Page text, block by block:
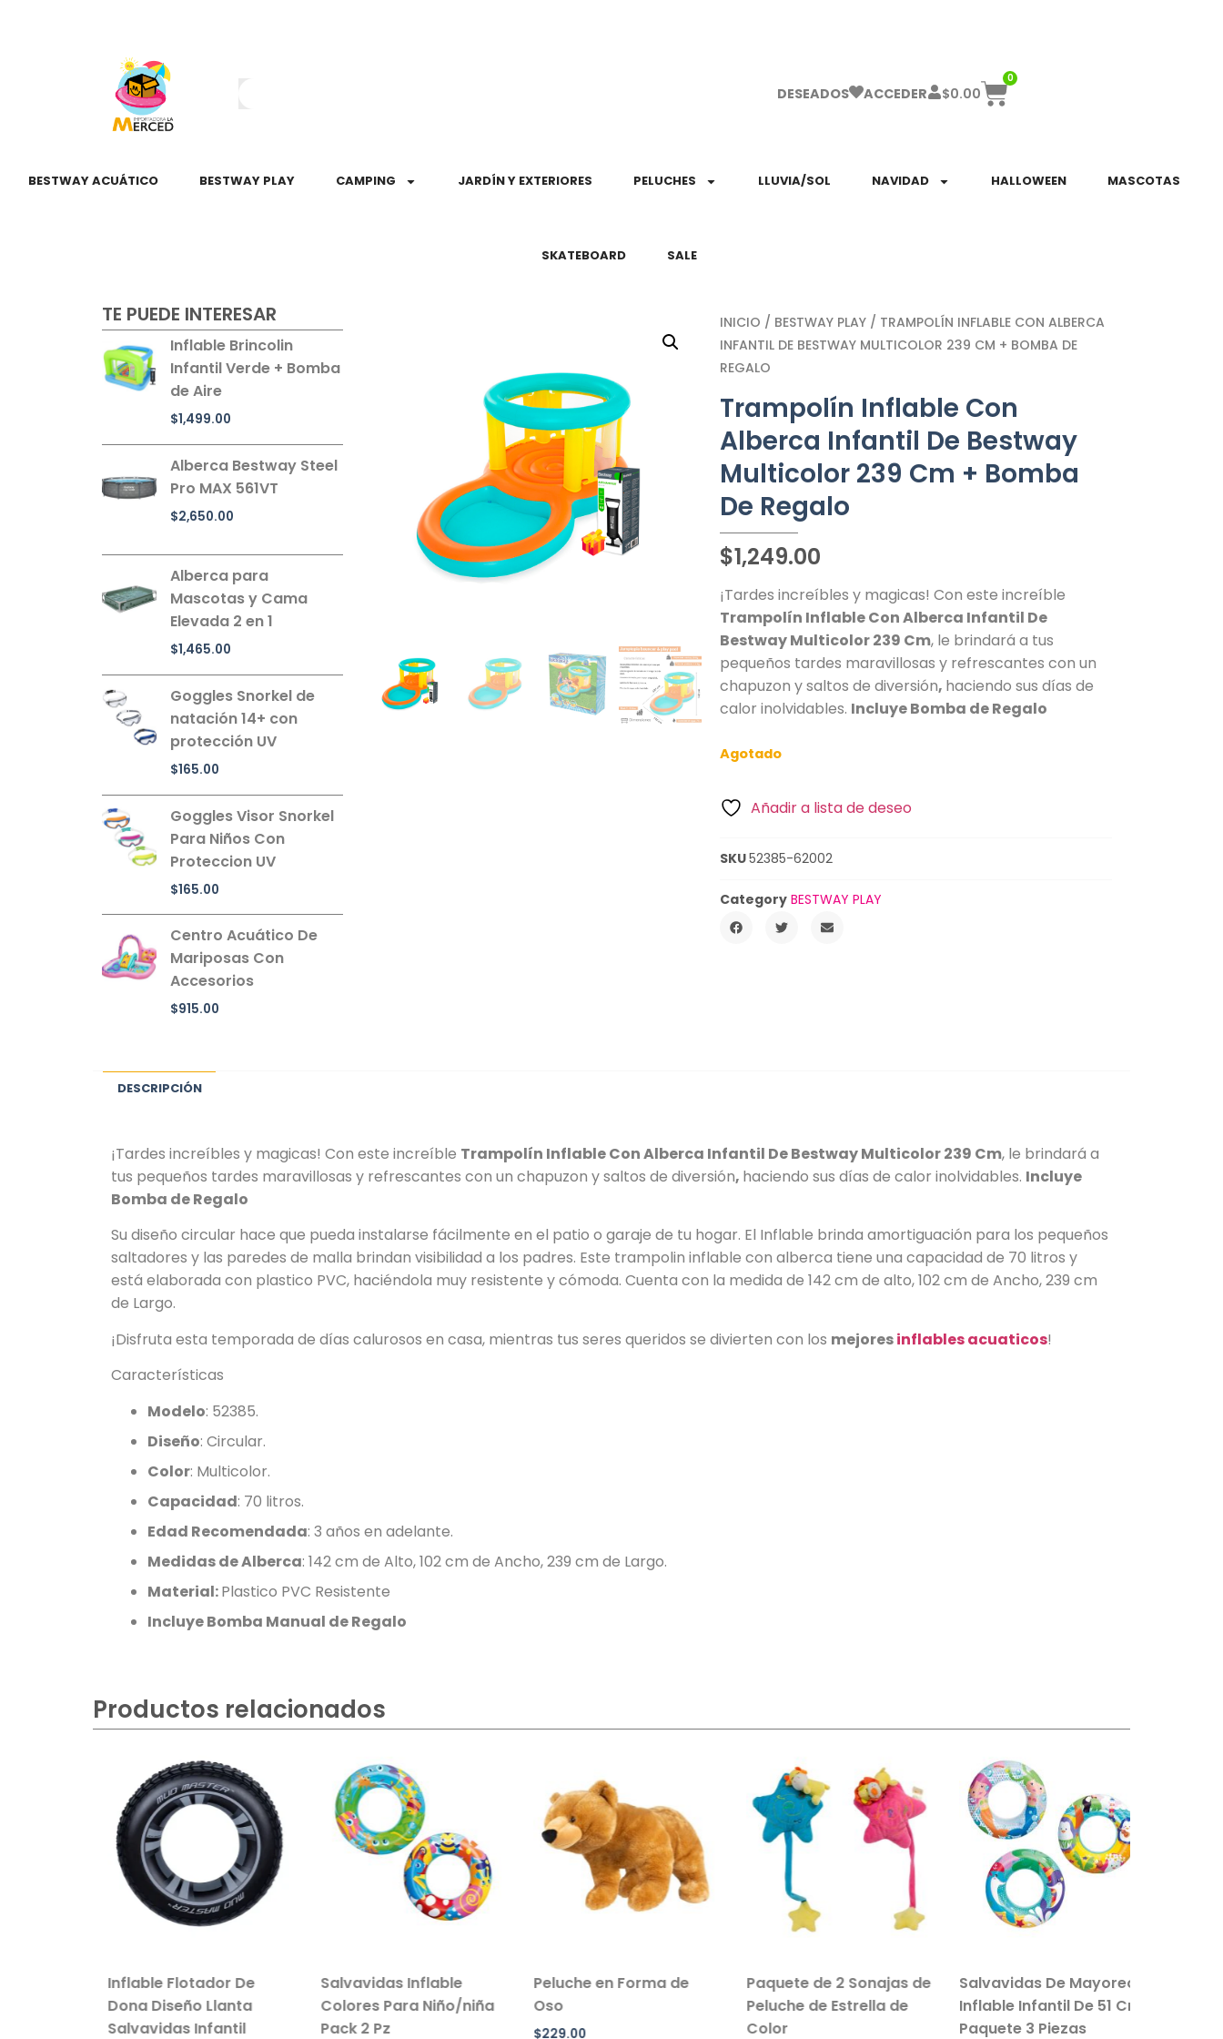
DESEADOS ACCEDER $0.00
0
BESTWAY ACUÁTICO BESTWAY PLAY CAMPING JARDÍN Y EXTERIORES PELUCHES LLUVIA/SOL NAVIDAD HALLOWEEN MASCOTAS
SKATEBOARD SALE
TE PUEDE INTERESAR
Inflable Brincolin
Infantil Verde + Bomba
de Aire
$1,499.00
Alberca Bestway Steel
Pro MAX 561VT
$2,650.00
Alberca para
Mascotas y Cama
Elevada 2 en 1
$1,465.00
Goggles Snorkel de
natación 14+ con
protección UV
$165.00
Goggles Visor Snorkel
Para Niños Con
Proteccion UV
$165.00
Centro Acuático De
Mariposas Con
Accesorios
$915.00
INICIO / BESTWAY PLAY / TRAMPOLÍN INFLABLE CON ALBERCA
INFANTIL DE BESTWAY MULTICOLOR 239 CM + BOMBA DE
REGALO
Trampolín Inflable Con
Alberca Infantil De Bestway
Multicolor 239 Cm + Bomba
De Regalo
$1,249.00
¡Tardes increíbles y magicas! Con este increíble
Trampolín Inflable Con Alberca Infantil De
Bestway Multicolor 239 Cm, le brindará a tus
pequeños tardes maravillosas y refrescantes con un
chapuzon y saltos de diversión, haciendo sus días de
calor inolvidables. Incluye Bomba de Regalo
Agotado
Añadir a lista de deseo
SKU52385-62002
Category BESTWAY PLAY
DESCRIPCIÓN
¡Tardes increíbles y magicas! Con este increíble Trampolín Inflable Con Alberca Infantil De Bestway Multicolor 239 Cm, le brindará a
tus pequeños tardes maravillosas y refrescantes con un chapuzon y saltos de diversión, haciendo sus días de calor inolvidables. Incluye
Bomba de Regalo
Su diseño circular hace que pueda instalarse fácilmente en el patio o garaje de tu hogar. El Inflable brinda amortiguación para los pequeños
saltadores y las paredes de malla brindan visibilidad a los padres. Este trampolin inflable con alberca tiene una capacidad de 70 litros y
está elaborada con plastico PVC, haciéndola muy resistente y cómoda. Cuenta con la medida de 142 cm de alto, 102 cm de Ancho, 239 cm
de Largo.
¡Disfruta esta temporada de días calurosos en casa, mientras tus seres queridos se divierten con los mejoresinflables acuaticos!
Características
Modelo: 52385.
Diseño: Circular.
Color: Multicolor.
Capacidad: 70 litros.
Edad Recomendada: 3 años en adelante.
Medidas de Alberca: 142 cm de Alto, 102 cm de Ancho, 239 cm de Largo.
Material:Plastico PVC Resistente
Incluye Bomba Manual de Regalo
Productos relacionados
Inflable Flotador De
Dona Diseño Llanta
Salvavidas Infantil
Salvavidas Inflable
Colores Para Niño/niña
Pack 2 Pz
Peluche en Forma de
Oso
229.00
Paquete de 2 Sonajas de
Peluche de Estrella de
Color
Salvavidas De Mayoreo
Inflable Infantil De 51 Cm
Paquete 3 Piezas